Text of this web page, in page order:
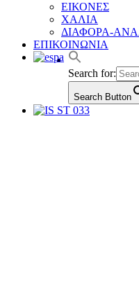
ΕΙΚΟΝΕΣ
ΧΑΛΙΑ
ΔΙΑΦΟΡΑ-
ΕΠΙΚΟΙΝΩΝΙΑ
Search for:
Search Button